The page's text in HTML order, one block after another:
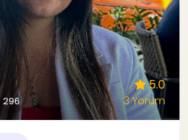
296
5.0
3 Yorum